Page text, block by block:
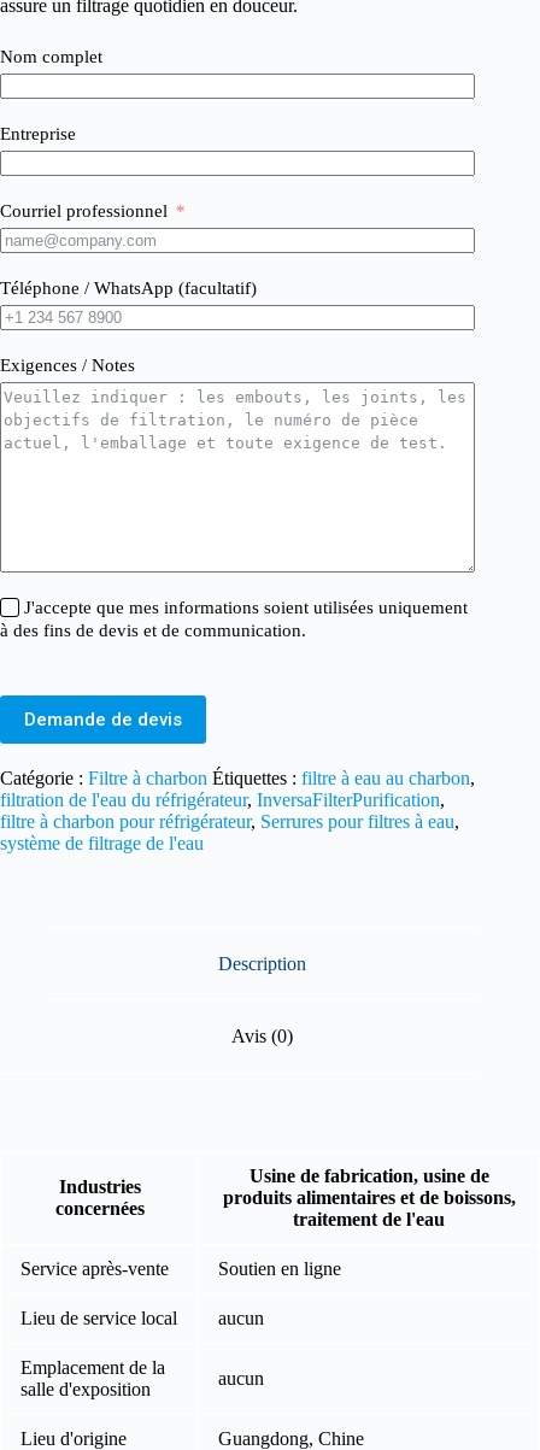
assure un filtrage quotidien en douceur.
Nom complet
Entreprise
Courriel professionnel
Téléphone / WhatsApp (facultatif)
Exigences / Notes
J'accepte que mes informations soient utilisées uniquement
à des fins de devis et de communication.
Demande de devis
Catégorie : Filtre à charbon Étiquettes : filtre à eau au charbon,
filtration de l'eau du réfrigérateur, InversaFilterPurification,
filtre à charbon pour réfrigérateur, Serrures pour filtres à eau,
système de filtrage de l'eau
Description
Avis (0)
Industries
concernées
Usine de fabrication, usine de
produits alimentaires et de boissons,
traitement de l'eau
Service après-vente Soutien en ligne
Lieu de service local aucun
Emplacement de la
salle d'exposition
aucun
Lieu d'origine Guangdong, Chine